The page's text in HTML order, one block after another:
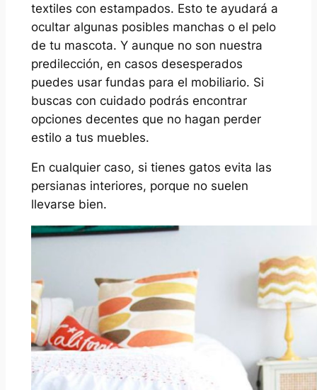
textiles con estampados. Esto te ayudará a
ocultar algunas posibles manchas o el pelo
de tu mascota. Y aunque no son nuestra
predilección, en casos desesperados
puedes usar fundas para el mobiliario. Si
buscas con cuidado podrás encontrar
opciones decentes que no hagan perder
estilo a tus muebles.
En cualquier caso, si tienes gatos evita las
persianas interiores, porque no suelen
llevarse bien.